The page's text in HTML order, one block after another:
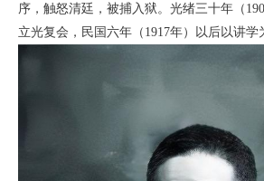
序，触怒清廷，被捕入狱。光绪三十年（
立光复会，民国六年（1917年）以后以讲学